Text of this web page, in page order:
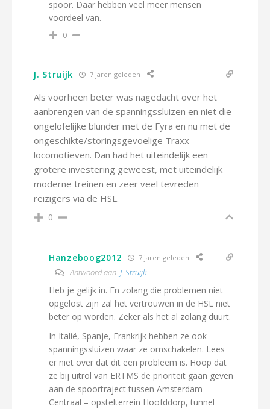
spoor. Daar hebben veel meer mensen
voordeel van.
0
J. Struijk 7 jaren geleden
Als voorheen beter was nagedacht over het
aanbrengen van de spanningssluizen en niet die
ongelofelijke blunder met de Fyra en nu met de
ongeschikte/storingsgevoelige Traxx
locomotieven. Dan had het uiteindelijk een
grotere investering geweest, met uiteindelijk
moderne treinen en zeer veel tevreden
reizigers via de HSL.
0
Hanzeboog2012 7 jaren geleden
Antwoord aan J. Struijk
Heb je gelijk in. En zolang die problemen niet
opgelost zijn zal het vertrouwen in de HSL niet
beter op worden. Zeker als het al zolang duurt.
In Italië, Spanje, Frankrijk hebben ze ook
spanningssluizen waar ze omschakelen. Lees
er niet over dat dit een probleem is. Hoop dat
ze bij uitrol van ERTMS de prioriteit gaan geven
aan de spoortraject tussen Amsterdam
Centraal – opstelterrein Hoofddorp, tunnel